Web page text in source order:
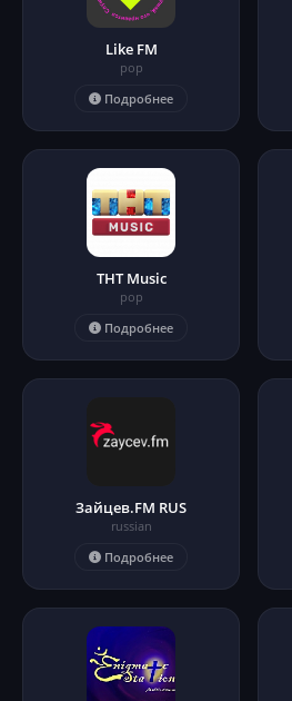
Like FM
pop
Подробнее
ТНТ Music
pop
Подробнее
Зайцев.FM RUS
russian
Подробнее